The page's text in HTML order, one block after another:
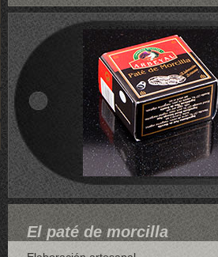
El paté de morcilla